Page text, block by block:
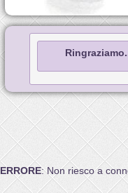
ERRORE: Non riesco a